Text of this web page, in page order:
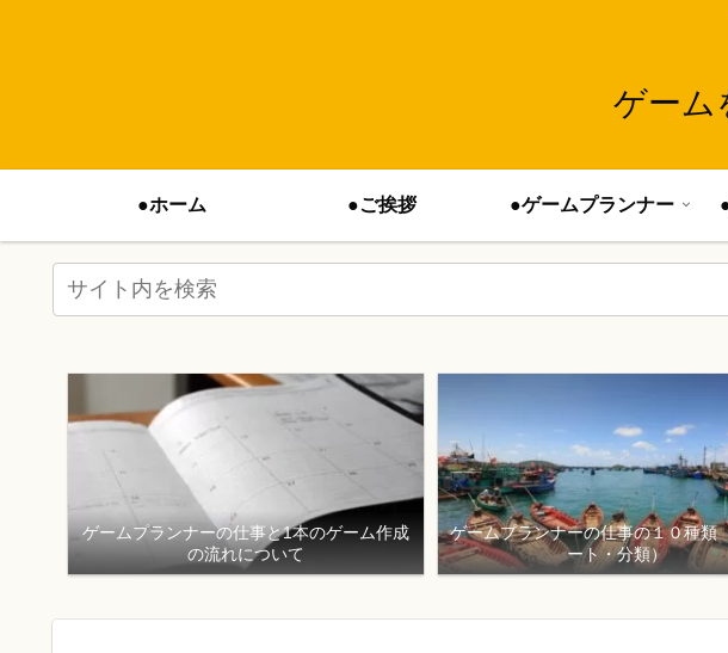
ゲーム
●ホーム ●ご挨拶 ●ゲームプランナー
ゲームプランナーの仕事と1本のゲーム作成
の流れについて
ゲームプランナーの仕事の１０種類
ート・分類）